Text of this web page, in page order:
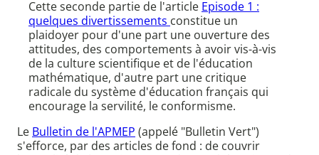
Cette seconde partie de l'article Episode 1 :
quelques divertissements constitue un
plaidoyer pour d'une part une ouverture des
attitudes, des comportements à avoir vis-à-vis
de la culture scientifique et de l'éducation
mathématique, d'autre part une critique
radicale du système d'éducation français qui
encourage la servilité, le conformisme.
Le Bulletin de l'APMEP (appelé "Bulletin Vert")
s'efforce, par des articles de fond : de couvrir